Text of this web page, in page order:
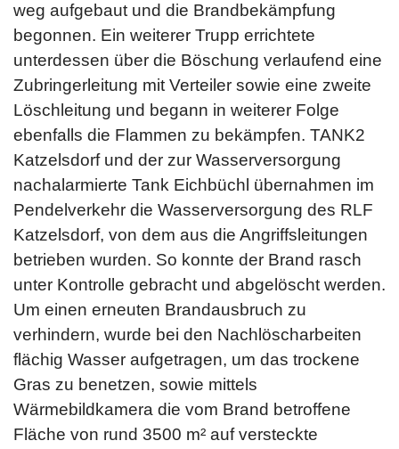
weg aufgebaut und die Brandbekämpfung
begonnen. Ein weiterer Trupp errichtete
unterdessen über die Böschung verlaufend eine
Zubringerleitung mit Verteiler sowie eine zweite
Löschleitung und begann in weiterer Folge
ebenfalls die Flammen zu bekämpfen. TANK2
Katzelsdorf und der zur Wasserversorgung
nachalarmierte Tank Eichbüchl übernahmen im
Pendelverkehr die Wasserversorgung des RLF
Katzelsdorf, von dem aus die Angriffsleitungen
betrieben wurden. So konnte der Brand rasch
unter Kontrolle gebracht und abgelöscht werden.
Um einen erneuten Brandausbruch zu
verhindern, wurde bei den Nachlöscharbeiten
flächig Wasser aufgetragen, um das trockene
Gras zu benetzen, sowie mittels
Wärmebildkamera die vom Brand betroffene
Fläche von rund 3500 m² auf versteckte